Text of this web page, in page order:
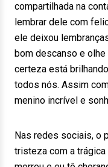
compartilhada na
lembrar dele com
ele deixou
bom descanso e
certeza está
todos nós. Assim
menino incrível e
Nas redes sociais, o
tristeza com a trágica